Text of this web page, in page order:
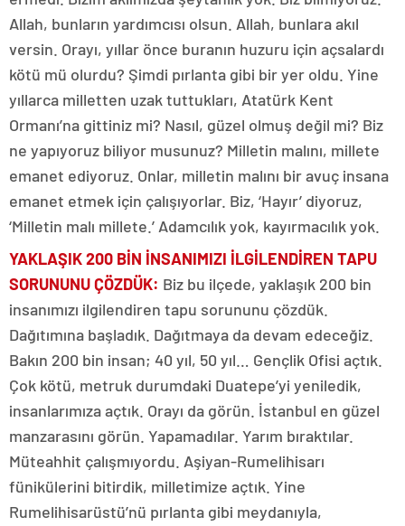
Allah, bunların yardımcısı olsun. Allah, bunlara akıl
versin. Orayı, yıllar önce buranın huzuru için açsalardı
kötü mü olurdu? Şimdi pırlanta gibi bir yer oldu. Yine
yıllarca milletten uzak tuttukları, Atatürk Kent
Ormanı’na gittiniz mi? Nasıl, güzel olmuş değil mi? Biz
ne yapıyoruz biliyor musunuz? Milletin malını, millete
emanet ediyoruz. Onlar, milletin malını bir avuç insana
emanet etmek için çalışıyorlar. Biz, ‘Hayır’ diyoruz,
‘Milletin malı millete.’ Adamcılık yok, kayırmacılık yok.
YAKLAŞIK 200 BİN İNSANIMIZI İLGİLENDİREN TAPU
SORUNUNU ÇÖZDÜK: Biz bu ilçede, yaklaşık 200 bin
insanımızı ilgilendiren tapu sorununu çözdük.
Dağıtımına başladık. Dağıtmaya da devam edeceğiz.
Bakın 200 bin insan; 40 yıl, 50 yıl… Gençlik Ofisi açtık.
Çok kötü, metruk durumdaki Duatepe’yi yeniledik,
insanlarımıza açtık. Orayı da görün. İstanbul en güzel
manzarasını görün. Yapamadılar. Yarım bıraktılar.
Müteahhit çalışmıyordu. Aşiyan-Rumelihisarı
fünikülerini bitirdik, milletimize açtık. Yine
Rumelihisarüstü’nü pırlanta gibi meydanıyla,